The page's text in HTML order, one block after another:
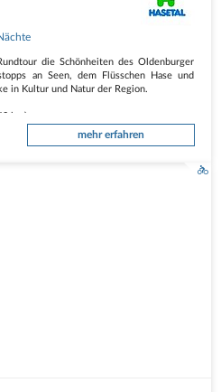
die Schönheiten des Oldenburger
an Seen, dem Flüsschen Hase und
in Kultur und Natur der Region.
mehr erfahren